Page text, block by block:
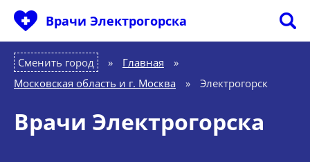
Врачи Электрогорска
Сменить город Главная
»
Московская область и г. Москва
» Электрогорск
Врачи Электрогорска